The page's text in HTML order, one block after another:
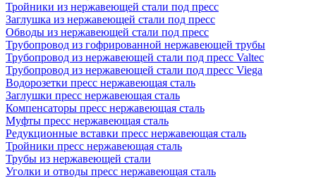
Тройники из нержавеющей стали под пресс
Заглушка из нержавеющей стали под пресс
Обводы из нержавеющей стали под пресс
Трубопровод из гофрированной нержавеющей трубы
Трубопровод из нержавеющей стали под пресс Valtec
Трубопровод из нержавеющей стали под пресс Viega
Водорозетки пресс нержавеющая сталь
Заглушки пресс нержавеющая сталь
Компенсаторы пресс нержавеющая сталь
Муфты пресс нержавеющая сталь
Редукционные вставки пресс нержавеющая сталь
Тройники пресс нержавеющая сталь
Трубы из нержавеющей стали
Уголки и отводы пресс нержавеющая сталь